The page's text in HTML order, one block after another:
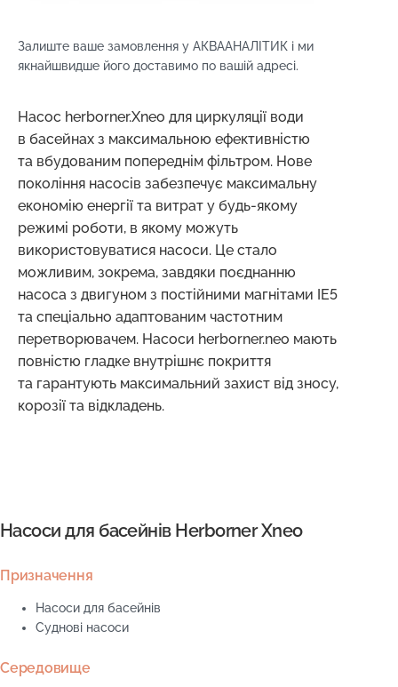
Залиште ваше замовлення у АКВААНАЛІТИК і ми
якнайшвидше його доставимо по вашій адресі.
Насос herborner.Xneo для циркуляції води
в басейнах з максимальною ефективністю
та вбудованим попереднім фільтром. Нове
покоління насосів забезпечує максимальну
економію енергії та витрат у будь-якому
режимі роботи, в якому можуть
використовуватися насоси. Це стало
можливим, зокрема, завдяки поєднанню
насоса з двигуном з постійними магнітами IE5
та спеціально адаптованим частотним
перетворювачем. Насоси herborner.neo мають
повністю гладке внутрішнє покриття
та гарантують максимальний захист від зносу,
корозії та відкладень.
Насоси для басейнів Herborner Xneo
Призначення
Насоси для басейнів
Суднові насоси
Середовище